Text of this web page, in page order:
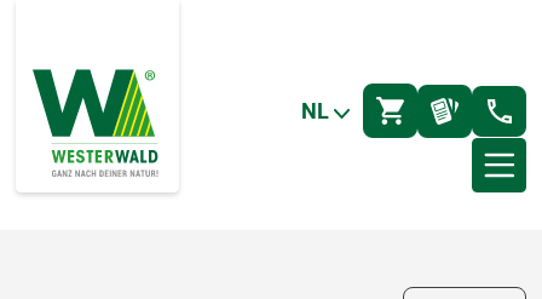
NL